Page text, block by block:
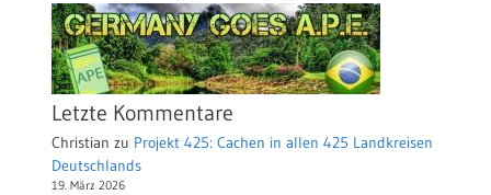
Letzte Kommentare
Christian zu Projekt 425: Cachen in allen 425 Landkreisen
Deutschlands
19. März 2026